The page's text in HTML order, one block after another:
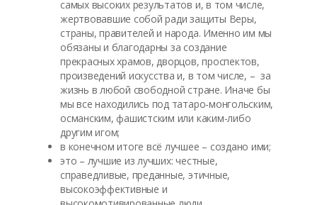
самых высоких результатов и, в том числе,
жертвовавшие собой ради защиты Веры,
страны, правителей и народа. Именно им мы
обязаны и благодарны за создание
прекрасных храмов, дворцов, проспектов,
произведений искусства и, в том числе, – за
жизнь в любой свободной стране. Иначе бы
мы все находились под татаро-монгольским,
османским, фашистским или каким-либо
другим игом;
в конечном итоге всё лучшее – создано ими;
это – лучшие из лучших: честные,
справедливые, преданные, этичные,
высокоэффективные и